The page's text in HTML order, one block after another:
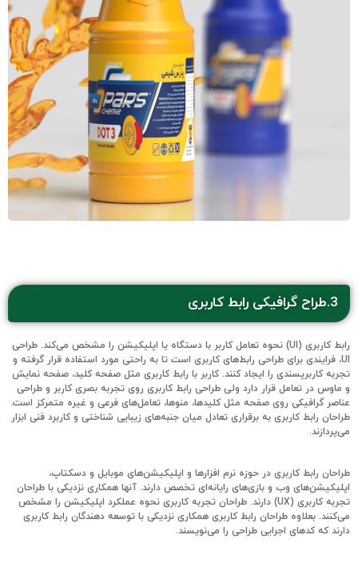
3.طراح گرافیکی رابط کاربری
رابط کاربری (UI) نحوه تعامل کاربر با دستگاه یا اپلیکیشن را مشخص می‌کند. طراحی
UI، فرایندی برای طراحی رابط‌های کاربری است تا به راحتی مورد استفاده قرار گرفته و
تجربه کاربرپسندی را ایجاد کنند. کاربر با رابط کاربری مثل صفحه کلید، صفحه نمایش
و ماوس در تعامل قرار دارد ولی طراحی رابط کاربری روی تجربه بصری کاربر و طراحی
عناصر گرافیکی روی صفحه مثل کلیدها، منوها، تعامل‌های فرعی و غیره متمرکز است.
طراحان رابط کاربری به برقراری تعادل میان جنبه‌های زیبایی شناختی و کاربرد فنی ابزار
می‌پردازند.
طراحان رابط کاربری در حوزه نرم افزارها و اپلیکیشن‌های موبایل و دسکتاپ،
اپلیکیشن‌های وب و بازی‌های رایانه‌ای تخصص دارند. آنها همکاری نزدیکی با طراحان
تجربه کاربری (UX) دارند. طراحان تجربه کاربری نحوه عملکرد اپلیکیشن را مشخص
می‌کنند. بعلاوه طراحان رابط کاربری همکاری نزدیکی با توسعه دهندگان رابط کاربری
دارند که کدهای اجرایی طراحی را می‌نویسند.